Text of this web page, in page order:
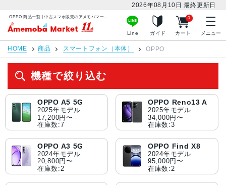
2026年08月10日 最終更新日
OPPO 商品一覧 | 中古スマホ販売のアメモバマーケット
アメモバマーケット
Line ガイド カート
0
メニュー
HOME 商品 スマートフォン（本体） OPPO
機種で絞り込む
OPPO A5 5G
2025年モデル
17,200円〜
在庫数:7
OPPO Reno13 A
2025年モデル
34,000円〜
在庫数:3
OPPO A3 5G
2024年モデル
20,800円〜
在庫数:2
OPPO Find X8
2024年モデル
95,000円〜
在庫数:2